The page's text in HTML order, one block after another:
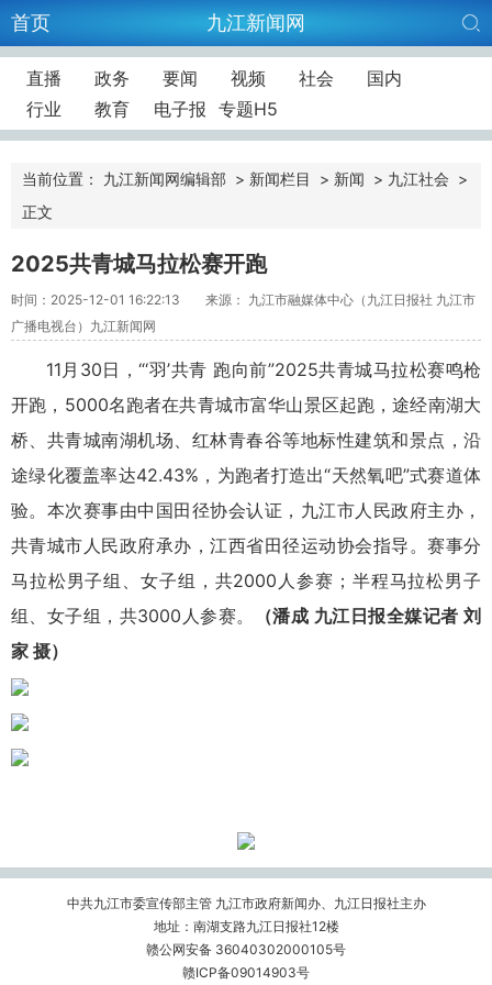
首页 九江新闻网
直播 政务 要闻 视频 社会
国内
行业
教育 电子报 专题H5
当前位置： 九江新闻网编辑部 > 新闻栏目 > 新闻 > 九江社会 >
正文
2025共青城马拉松赛开跑
时间：2025-12-01 16:22:13
来源： 九江市融媒体中心（九江日报社 九江市
广播电视台）九江新闻网
11月30日，“‘羽’共青 跑向前”2025共青城马拉松赛鸣枪
开跑，5000名跑者在共青城市富华山景区起跑，途经南湖大
桥、共青城南湖机场、红林青春谷等地标性建筑和景点，沿
途绿化覆盖率达42.43%，为跑者打造出“天然氧吧”式赛道体
验。本次赛事由中国田径协会认证，九江市人民政府主办，
共青城市人民政府承办，江西省田径运动协会指导。赛事分
马拉松男子组、女子组，共2000人参赛；半程马拉松男子
组、女子组，共3000人参赛。
（潘成 九江日报全媒记者 刘
家 摄）
中共九江市委宣传部主管 九江市政府新闻办、九江日报社主办
地址：南湖支路九江日报社12楼
赣公网安备 36040302000105号
赣ICP备09014903号